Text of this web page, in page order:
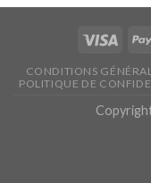
CONDITIONS
POLITIQUE DE